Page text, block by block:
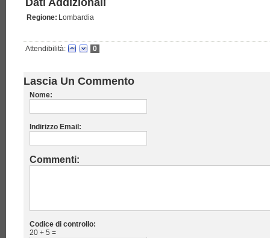
Dati Addizionali
Regione: Lombardia
Attendibilità: 0
Lascia Un Commento
Nome:
Indirizzo Email:
Commenti:
Codice di controllo:
20 + 5 =